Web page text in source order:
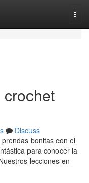
Discuss
bonitas con el
para conocer la
lecciones en